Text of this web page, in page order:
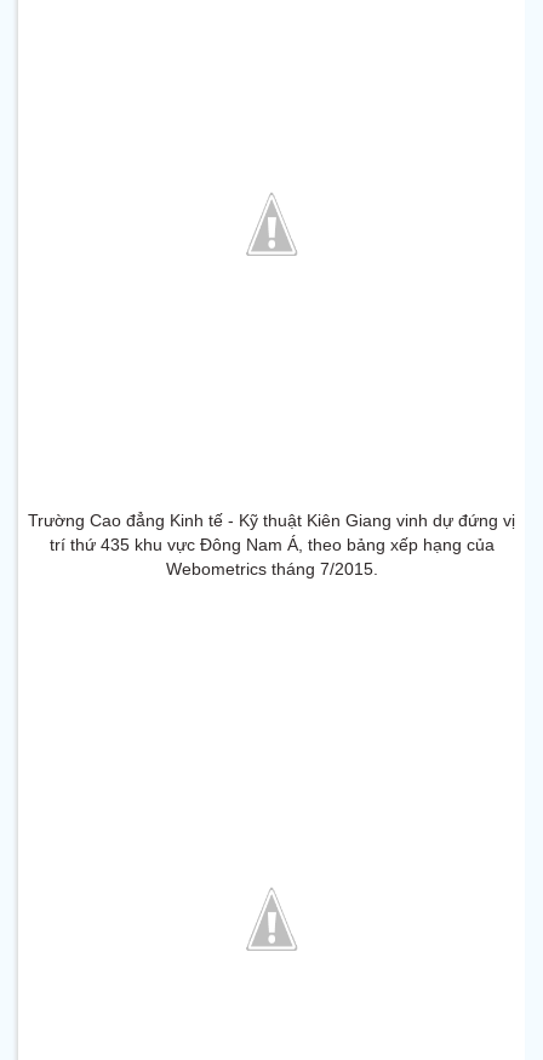
Trường Cao đẳng Kinh tế - Kỹ thuật Kiên Giang vinh dự đứng vị
trí thứ 435 khu vực Đông Nam Á, theo bảng xếp hạng của
Webometrics tháng 7/2015.